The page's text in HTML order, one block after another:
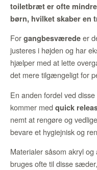
toiletbræt er ofte
børn, hvilket skaber en
For gangbesværede er
justeres i højden og har
hjælper med at lette
det mere tilgængeligt for
En anden fordel ved
kommer med quick
nemt at rengøre og
bevare et hygiejnisk og
Materialer såsom akryl
bruges ofte til disse